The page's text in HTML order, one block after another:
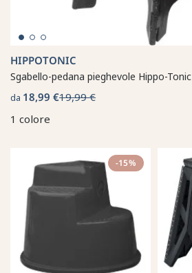
HIPPOTONIC
Sgabello-pedana pieghevole Hippo-Tonic
da 18,99 €19,99 €
1 colore
-15%